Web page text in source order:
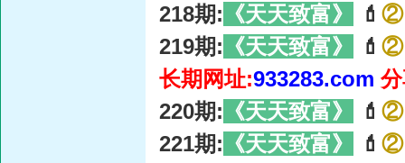
218期: 《天天致富》 💄 ②
219期: 《天天致富》 💄 ②
长期网址:933283.com
220期: 《天天致富》 💄 ②
221期: 《天天致富》 💄 ②